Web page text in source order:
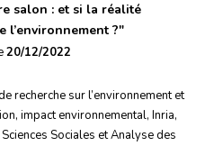
salon : et si la réalité
l’environnement ?"
20/12/2022
recherche sur l’environnement et
, impact environnemental, Inria,
Sociales et Analyse des